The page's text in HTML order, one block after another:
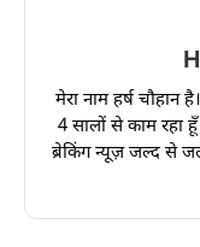
मेरा नाम हर्ष
4 सालों से काम रहा
ब्रेकिंग न्यूज़ जल्द से